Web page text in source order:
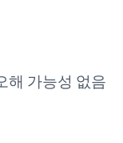
해 가능성 없음